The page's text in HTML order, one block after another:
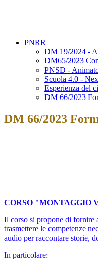
PNRR
DM 19/2024 -
DM65/2023
PNSD -
Scuola 4.0 -
Esperienza del
DM 66/2023
DM 66/2023
CORSO "MONTAGGIO
Il corso si propone di fornire
trasmettere le competenze
audio per raccontare storie,
In particolare: